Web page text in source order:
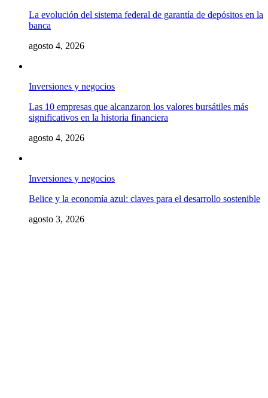
La evolución del sistema federal de garantía de depósitos en la
banca
agosto 4, 2026
Inversiones y negocios
Las 10 empresas que alcanzaron los valores bursátiles más
significativos en la historia financiera
agosto 4, 2026
Inversiones y negocios
Belice y la economía azul: claves para el desarrollo sostenible
agosto 3, 2026